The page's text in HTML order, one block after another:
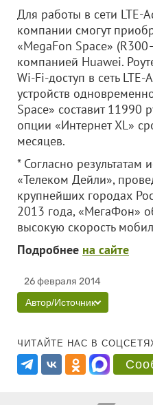
Для работы в сети LTE-
компании смогут
«MegaFon Space»
компанией Huawei.
Wi-Fi-доступ в сеть
устройств
Space» составит
опции «Интернет ХL»
месяцев.
* Согласно результатам
«Телеком Дейли»,
крупнейших городах
2013 года, «МегаФон»
высокую скорость
Подробнее на сайте
26 февраля 2014
Автор/Источник
ЧИТАЙТЕ НАС В